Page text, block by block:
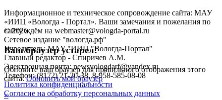
©2026
Сетевое издание "вологда.рф"
Учредитель: МАУ "ИИЦ "Вологда-Портал"
Главный редактор - Спиричев А.М.
Электронная почта: newsvologdarf@yandex.ru
Телефон: (8172) 21-20-38, 8-958-585-08-08
Политика конфиденциальности
Согласие на обработку персональных данных
Информационное и техническое сопровождение сайта: МАУ
«ИИЦ «Вологда - Портал». Ваши замечания и пожелания по
сайту ждём на webmaster@vologda-portal.ru
Ваш браузер устарел!
Обновите ваш браузер для правильного отображения этого
сайта.Обновить мой браузер
×